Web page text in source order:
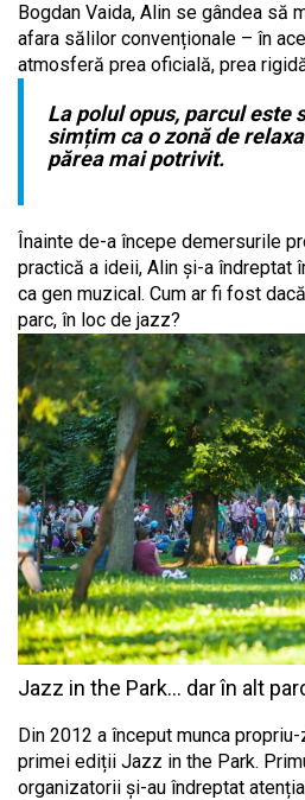
Bogdan Vaida, Alin se gândea să
afara sălilor convenționale – în
atmosferă prea oficială, prea
La polul opus, parcul este
simțim ca o zonă de
părea mai potrivit.
Înainte de-a începe demersurile
practică a ideii, Alin și-a îndreptat
ca gen muzical. Cum ar fi fost
parc, în loc de jazz?
Jazz in the Park… dar în alt
Din 2012 a început munca
primei ediții Jazz in the Park.
organizatorii și-au îndreptat